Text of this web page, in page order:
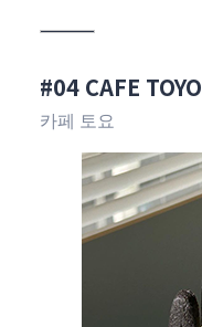
#04 CAFE TOYO
카페 토요